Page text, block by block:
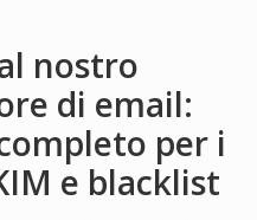
nostro
di email:
per i
e blacklist